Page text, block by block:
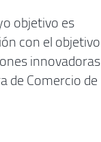
objetivo es
con el objetivo
innovadoras
de Comercio de